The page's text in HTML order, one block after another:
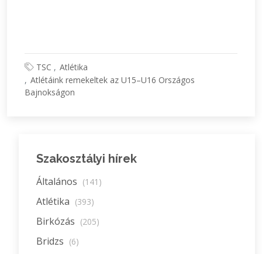
TSC
Atlétika
Atlétáink remekeltek az U15–U16 Országos
Bajnokságon
Szakosztályi hírek
Általános (141)
Atlétika (393)
Birkózás (205)
Bridzs (6)